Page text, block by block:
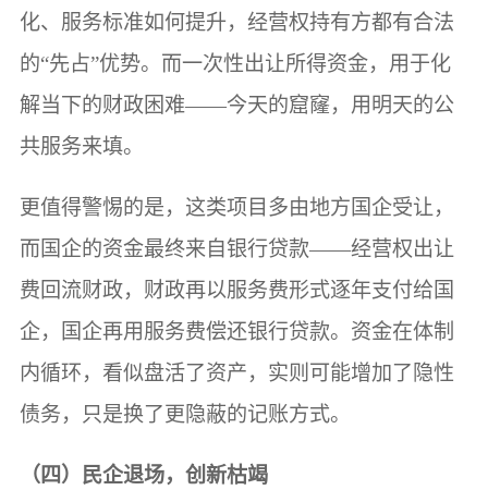
化、服务标准如何提升，经营权持有方都有合法
的“先占”优势。而一次性出让所得资金，用于化
解当下的财政困难——今天的窟窿，用明天的公
共服务来填。
更值得警惕的是，这类项目多由地方国企受让，
而国企的资金最终来自银行贷款——经营权出让
费回流财政，财政再以服务费形式逐年支付给国
企，国企再用服务费偿还银行贷款。资金在体制
内循环，看似盘活了资产，实则可能增加了隐性
债务，只是换了更隐蔽的记账方式。
（四）民企退场，创新枯竭